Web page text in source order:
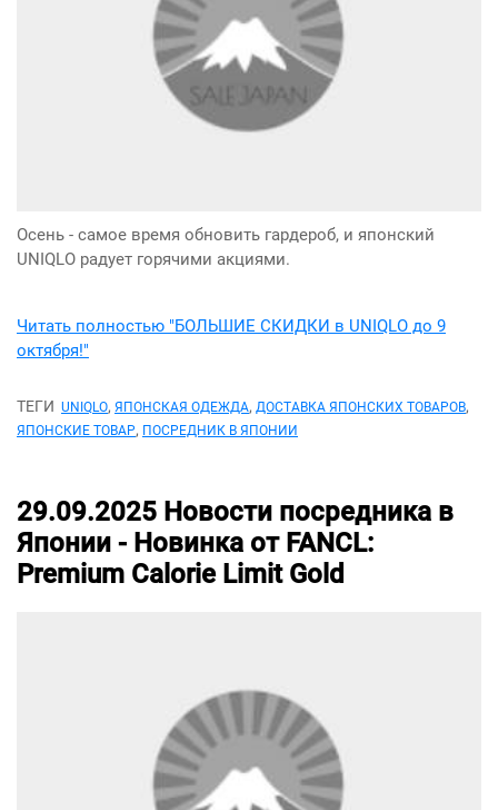
Осень - самое время обновить гардероб, и японский
UNIQLO радует горячими акциями.
Читать полностью "БОЛЬШИЕ СКИДКИ в UNIQLO до 9
октября!"
ТЕГИ UNIQLO, ЯПОНСКАЯ ОДЕЖДА, ДОСТАВКА ЯПОНСКИХ ТОВАРОВ,
ЯПОНСКИЕ ТОВАР, ПОСРЕДНИК В ЯПОНИИ
29.09.2025 Новости посредника в
Японии - Новинка от FANCL:
Premium Calorie Limit Gold